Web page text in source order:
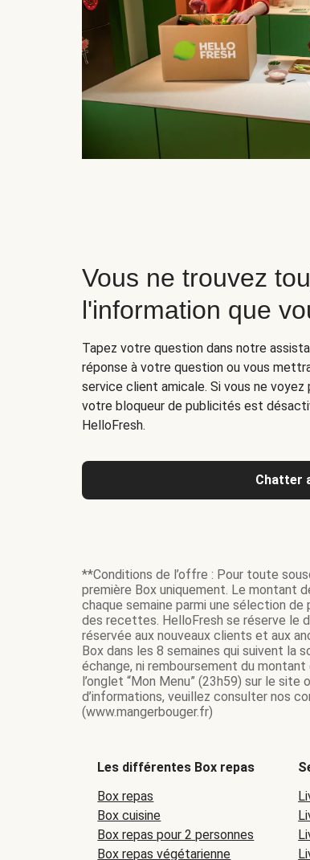
Vous ne trouvez
l'information que
Tapez votre question dans notre
réponse à votre question ou vous
service client amicale. Si vous ne
votre bloqueur de publicités est
HelloFresh.
Chatter
**Conditions de l’offre : Pour toute
première Box uniquement. Le montant
chaque semaine parmi une sélection
des recettes. HelloFresh se réserve le
réservée aux nouveaux clients et aux
Box dans les 8 semaines qui suivent la
échange, ni remboursement du
l’onglet “Mon Menu” (23h59) sur le
d’informations, veuillez consulter nos
(www.mangerbouger.fr)
Les différentes Box repas
Box repas
Box cuisine
Box repas pour 2 personnes
Box repas végétarienne